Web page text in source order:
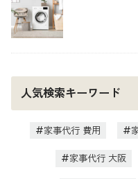
人気検索キーワード
家事代行 費用
家事代行 大阪